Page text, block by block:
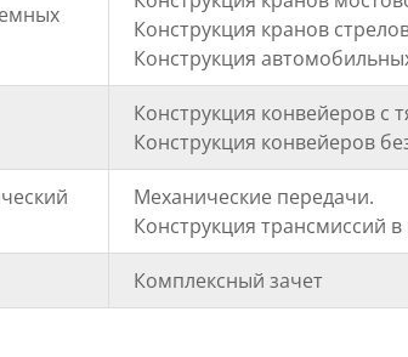
Конструкция кранов
Конструкция
Конструкция конвейеров с
Конструкция конвейеров
Механические передачи.
Конструкция трансмиссий
Комплексный зачет